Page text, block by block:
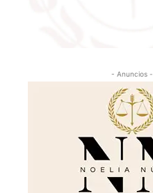
- Anuncios -